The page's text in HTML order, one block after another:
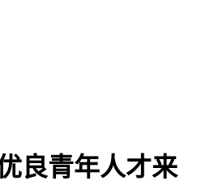
良青年人才来